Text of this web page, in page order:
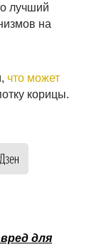
лучший
на
что может
корицы.
для